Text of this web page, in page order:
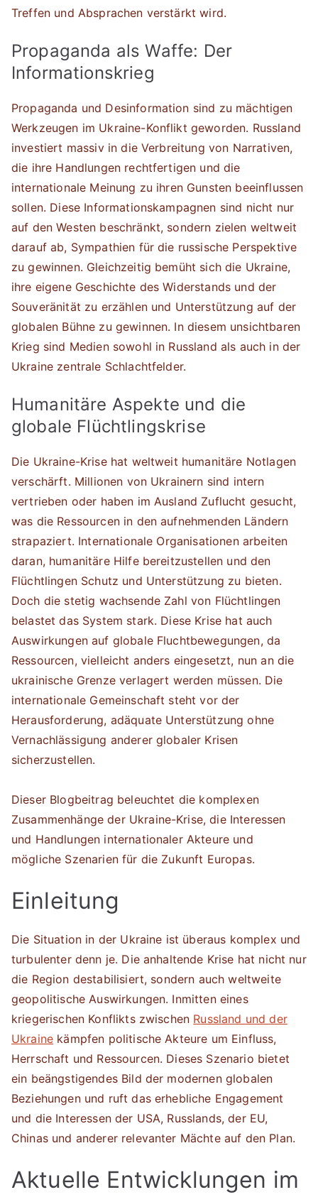
Treffen und Absprachen verstärkt wird.
Propaganda als Waffe: Der
Informationskrieg
Propaganda und Desinformation sind zu mächtigen
Werkzeugen im Ukraine-Konflikt geworden. Russland
investiert massiv in die Verbreitung von Narrativen,
die ihre Handlungen rechtfertigen und die
internationale Meinung zu ihren Gunsten beeinflussen
sollen. Diese Informationskampagnen sind nicht nur
auf den Westen beschränkt, sondern zielen weltweit
darauf ab, Sympathien für die russische Perspektive
zu gewinnen. Gleichzeitig bemüht sich die Ukraine,
ihre eigene Geschichte des Widerstands und der
Souveränität zu erzählen und Unterstützung auf der
globalen Bühne zu gewinnen. In diesem unsichtbaren
Krieg sind Medien sowohl in Russland als auch in der
Ukraine zentrale Schlachtfelder.
Humanitäre Aspekte und die
globale Flüchtlingskrise
Die Ukraine-Krise hat weltweit humanitäre Notlagen
verschärft. Millionen von Ukrainern sind intern
vertrieben oder haben im Ausland Zuflucht gesucht,
was die Ressourcen in den aufnehmenden Ländern
strapaziert. Internationale Organisationen arbeiten
daran, humanitäre Hilfe bereitzustellen und den
Flüchtlingen Schutz und Unterstützung zu bieten.
Doch die stetig wachsende Zahl von Flüchtlingen
belastet das System stark. Diese Krise hat auch
Auswirkungen auf globale Fluchtbewegungen, da
Ressourcen, vielleicht anders eingesetzt, nun an die
ukrainische Grenze verlagert werden müssen. Die
internationale Gemeinschaft steht vor der
Herausforderung, adäquate Unterstützung ohne
Vernachlässigung anderer globaler Krisen
sicherzustellen.
Dieser Blogbeitrag beleuchtet die komplexen
Zusammenhänge der Ukraine-Krise, die Interessen
und Handlungen internationaler Akteure und
mögliche Szenarien für die Zukunft Europas.
Einleitung
Die Situation in der Ukraine ist überaus komplex und
turbulenter denn je. Die anhaltende Krise hat nicht nur
die Region destabilisiert, sondern auch weltweite
geopolitische Auswirkungen. Inmitten eines
kriegerischen Konflikts zwischen Russland und der
Ukraine kämpfen politische Akteure um Einfluss,
Herrschaft und Ressourcen. Dieses Szenario bietet
ein beängstigendes Bild der modernen globalen
Beziehungen und ruft das erhebliche Engagement
und die Interessen der USA, Russlands, der EU,
Chinas und anderer relevanter Mächte auf den Plan.
Aktuelle Entwicklungen im